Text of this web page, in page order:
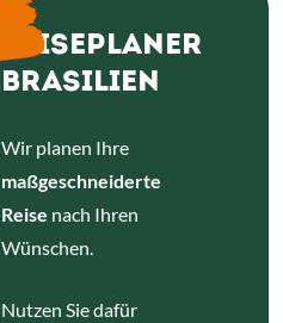
REISEPLANER
BRASILIEN
Wir planen Ihre
maßgeschneiderte
Reise nach Ihren
Wünschen.
Nutzen Sie dafür